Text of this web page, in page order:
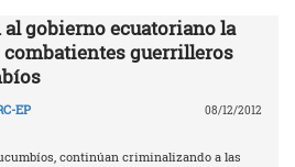
al gobierno ecuatoriano la
guerrilleros
EP 08/12/2012
continúan criminalizando a las